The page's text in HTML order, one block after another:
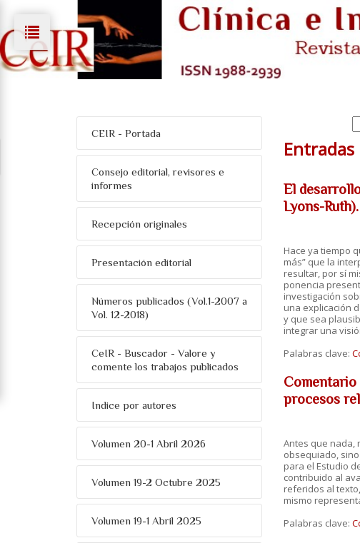
CEIR - Portada
Consejo editorial, revisores e
informes
Recepción originales
Presentación editorial
Números publicados (Vol.1-2007 a
Vol. 12-2018)
CeIR - Buscador - Valore y
comente los trabajos publicados
Indice por autores
Volumen 20-1 Abril 2026
Volumen 19-2 Octubre 2025
Volumen 19-1 Abril 2025
El
Lyons-Ruth).
Hace ya tiempo
más” que la
resultar, por sí
ponencia
investigación
una explicación
y que sea
integrar una
Palabras clave:
Comentario
procesos
Antes que nada,
obsequiado,
para el Estudio
contribuido al
referidos al
mismo
Palabras clave: